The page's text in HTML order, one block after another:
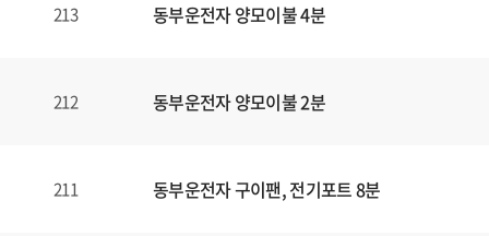
213 동부운전자 양모이불 4분
212 동부운전자 양모이불 2분
211 동부운전자 구이팬, 전기포트 8분